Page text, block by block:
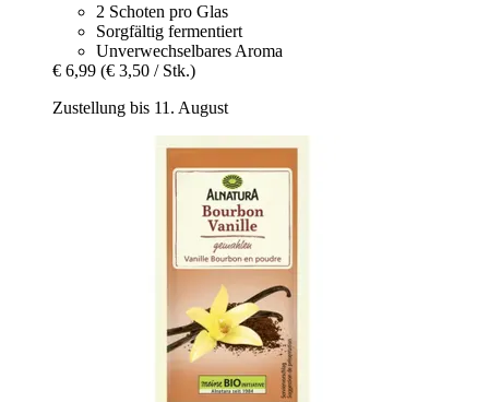
2 Schoten pro Glas
Sorgfältig fermentiert
Unverwechselbares Aroma
€ 6,99 (€ 3,50 / Stk.)
Zustellung bis 11. August